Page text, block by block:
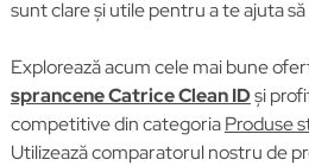
sunt clare și utile pentru a te ajuta
Explorează acum cele mai bune
sprancene Catrice Clean IDși
competitive din categoriaProduse
Utilizează comparatorul nostru de